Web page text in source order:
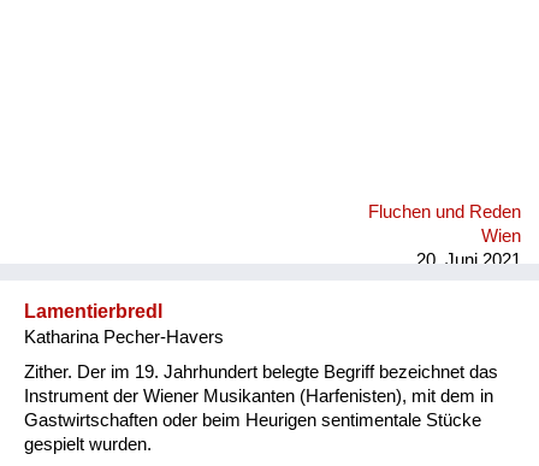
Fluchen und Reden
Wien
20. Juni 2021
Lamentierbredl
Katharina Pecher-Havers
Zither. Der im 19. Jahrhundert belegte Begriff bezeichnet das
Instrument der Wiener Musikanten (Harfenisten), mit dem in
Gastwirtschaften oder beim Heurigen sentimentale Stücke
gespielt wurden.